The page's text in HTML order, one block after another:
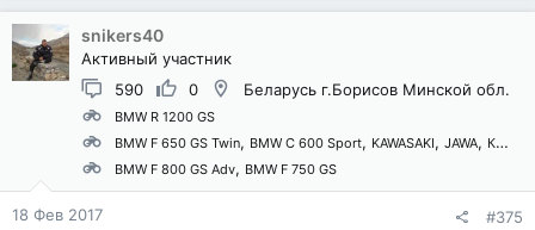
snikers40
Активный участник
590
0 Беларусь г.Борисов Минской обл.
BMW R 1200 GS
BMW F 650 GS Twin
BMW C 600 Sport KAWASAKI JAWA
Когда-то был
BMW F 800 GS Adv
BMW F 750 GS
18 Фев 2017 #375